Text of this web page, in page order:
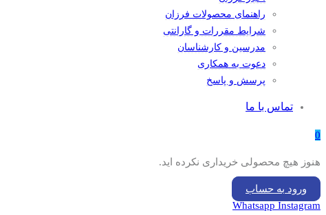
راهنمای محصولات فرزان
شرایط مقررات و گارانتی
مدرسین و کارشناسان
دعوت به همکاری
پرسش و پاسخ
تماس با ما
0
هنوز هیچ محصولی خریداری نکرده اید.
ورود به حساب
Whatsapp Instagram